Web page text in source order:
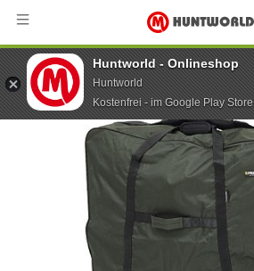
Hauptseite ...
Huntworld - Onlineshop
Huntworld
Kostenfrei - im Google Play Store